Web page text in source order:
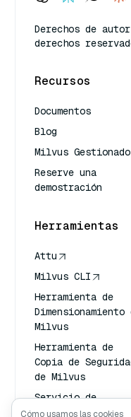
Derechos de
derechos
Recursos
Documentos
Blog
Milvus Gestionado
Reserve una
demostración
Herramientas
Attu
Milvus CLI
Herramienta de
Dimensionamiento
Milvus
Herramienta de
Copia de
de Milvus
Servicio de
Transporte de
Cómo usamos las cookies